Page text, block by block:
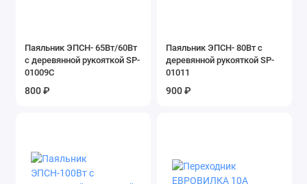
Паяльник ЭПСН- 65Вт/60Вт
с деревянной рукояткой SP-
01009C
800 ₽
Паяльник ЭПСН- 80Вт с
деревянной рукояткой SP-
01011
900 ₽